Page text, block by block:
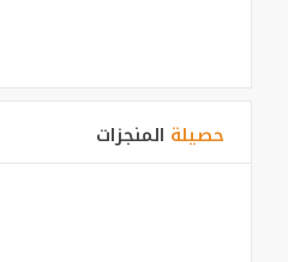
حصيلة المنجزات